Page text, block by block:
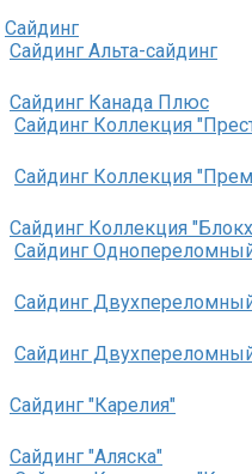
Сайдинг
Сайдинг Альта-сайдинг
Сайдинг Канада Плюс
Сайдинг Коллекция
Сайдинг Коллекция
Сайдинг Коллекция
Сайдинг
Сайдинг
Сайдинг
Сайдинг "Карелия"
Сайдинг "Аляска"